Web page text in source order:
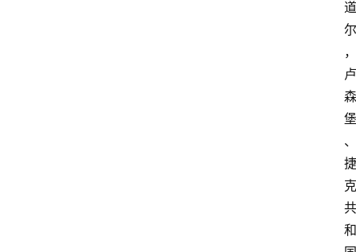
道
尔
，
卢
森
堡
、
捷
克
共
和